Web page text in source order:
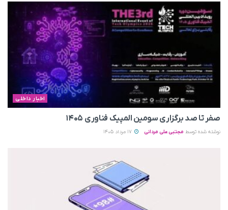
اخبار داخلی
صفر تا صد برگزاری سومین المپیک فناوری ۱۴۰۵
نوشته شده توسط مجتبی علی مردانی